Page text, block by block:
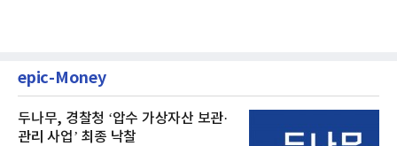
epic-Money
두나무, 경찰청 ‘압수 가상자산 보관·
관리 사업’ 최종 낙찰